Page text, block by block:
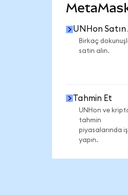
UNHon Satın
Birkaç
satın alın.
Tahmin Et
UNHon ve
tahmin
piyasalarında
yapın.